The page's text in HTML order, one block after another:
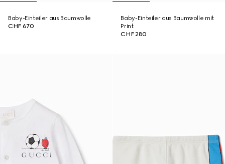
Baby-Einteiler aus Baumwolle
CHF 670
Baby-Einteiler aus Baumwolle mit
Print
CHF 280